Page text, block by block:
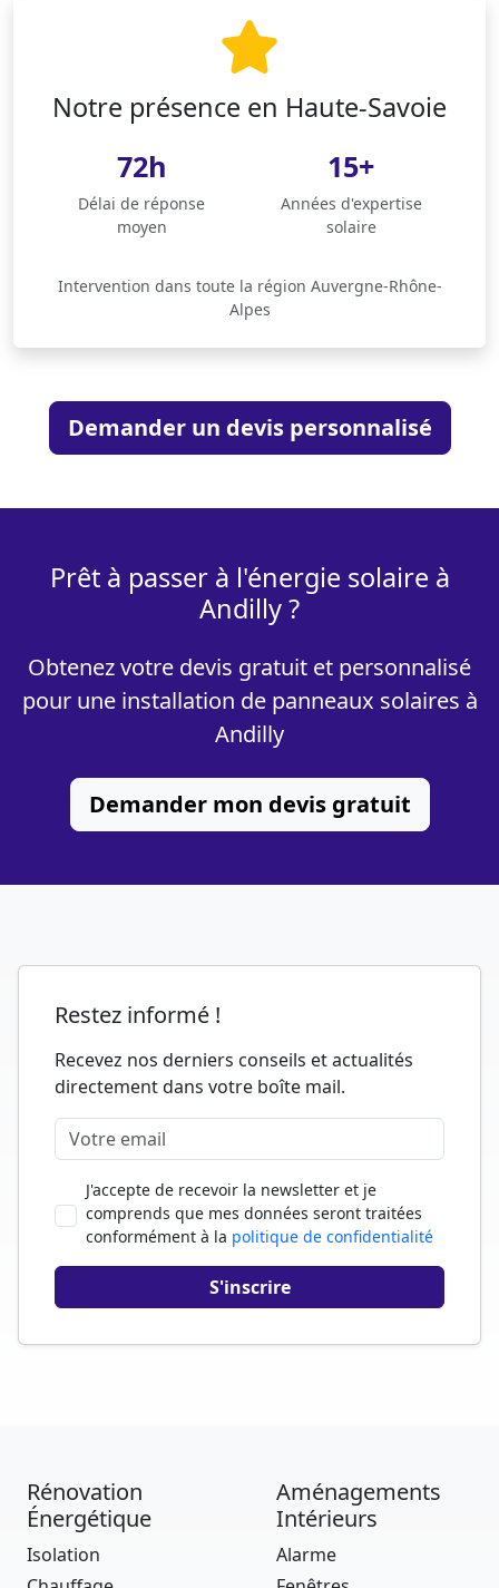
Notre présence en Haute-Savoie
72h
Délai de réponse
moyen
15+
Années d'expertise
solaire
Intervention dans toute la région Auvergne-Rhône-
Alpes
Demander un devis personnalisé
Prêt à passer à l'énergie solaire à
Andilly ?
Obtenez votre devis gratuit et personnalisé
pour une installation de panneaux solaires à
Andilly
Demander mon devis gratuit
Restez informé !
Recevez nos derniers conseils et actualités
directement dans votre boîte mail.
J'accepte de recevoir la newsletter et je
comprends que mes données seront traitées
conformément à la politique de confidentialité
Rénovation
Énergétique
Isolation
Aménagements
Intérieurs
Alarme